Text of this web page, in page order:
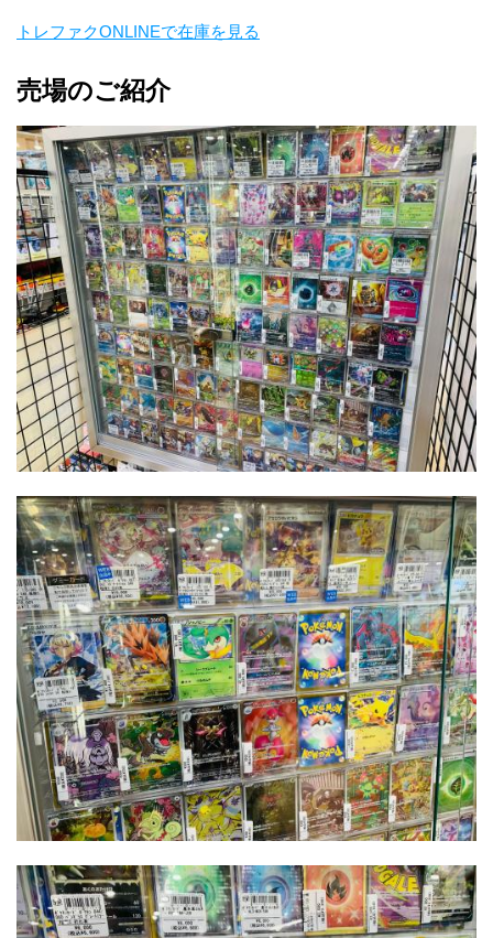
トレファクONLINEで在庫を見る
売場のご紹介